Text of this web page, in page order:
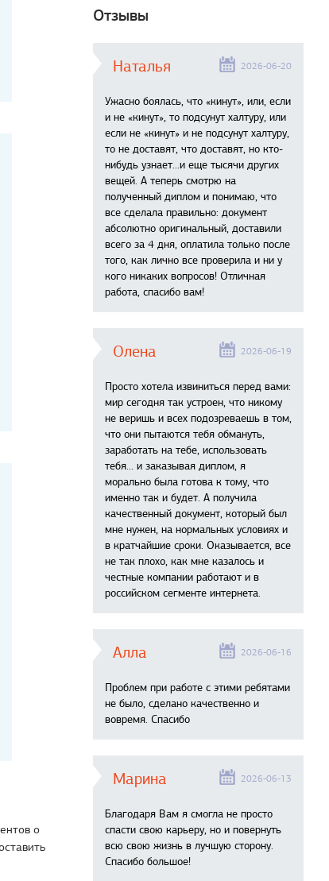
о
Отзывы
Наталья 2026-06-20
Ужасно боялась, что «кинут», или, если
и не «кинут», то подсунут халтуру, или
если не «кинут» и не подсунут халтуру,
то не доставят, что доставят, но кто-
нибудь узнает...и еще тысячи других
вещей. А теперь смотрю на
полученный диплом и понимаю, что
все сделала правильно: документ
абсолютно оригинальный, доставили
всего за 4 дня, оплатила только после
того, как лично все проверила и ни у
кого никаких вопросов! Отличная
работа, спасибо вам!
Олена 2026-06-19
Просто хотела извиниться перед вами:
мир сегодня так устроен, что никому
не веришь и всех подозреваешь в том,
что они пытаются тебя обмануть,
заработать на тебе, использовать
тебя... и заказывая диплом, я
морально была готова к тому, что
именно так и будет. А получила
качественный документ, который был
мне нужен, на нормальных условиях и
в кратчайшие сроки. Оказывается, все
не так плохо, как мне казалось и
честные компании работают и в
российском сегменте интернета.
Алла 2026-06-16
Проблем при работе с этими ребятами
не было, сделано качественно и
вовремя. Спасибо
Марина 2026-06-13
Благодаря Вам я смогла не просто
спасти свою карьеру, но и повернуть
всю свою жизнь в лучшую сторону.
Спасибо большое!